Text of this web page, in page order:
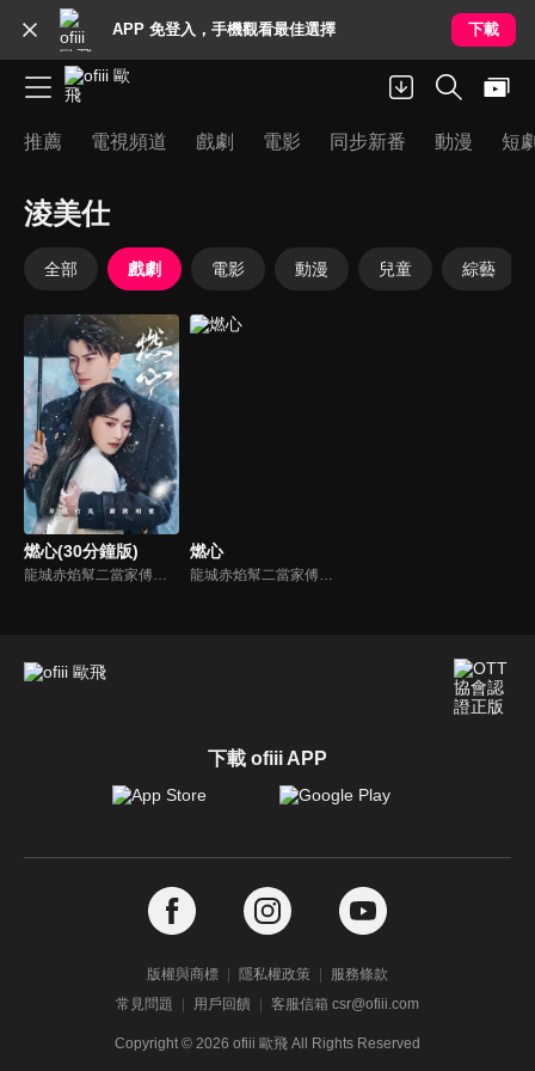
APP 免登入，手機觀看最佳選擇 下載
推薦 電視頻道 戲劇 電影 同步新番 動漫 短
淩美仕
全部 戲劇 電影 動漫 兒童 綜藝
燃心(30分鐘版)
龍城赤焰幫二當家傅雲月不顧哥哥傅雲崢的阻攔，偽裝身分接近沈家少爺沈西澤，為母報仇刺殺沈家老爺沈文德時，竟發現其中隱藏著更深的秘密。
燃心
龍城赤焰幫二當家傅雲月不顧哥哥傅雲崢的阻攔，偽裝身分接近沈家少爺沈西澤，為母報仇刺殺沈家老爺沈文德時，竟發現其中隱藏著更深的秘密。
下載 ofiii APP
版權與商標 隱私權政策
服務條款
常見問題
用戶回饋 客服信箱 csr@ofiii.com
Copyright © 2026 ofiii 歐飛 All Rights Reserved